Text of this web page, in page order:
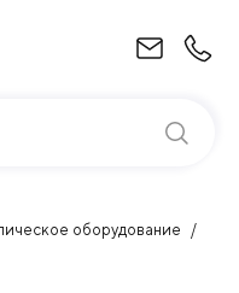
оборудование